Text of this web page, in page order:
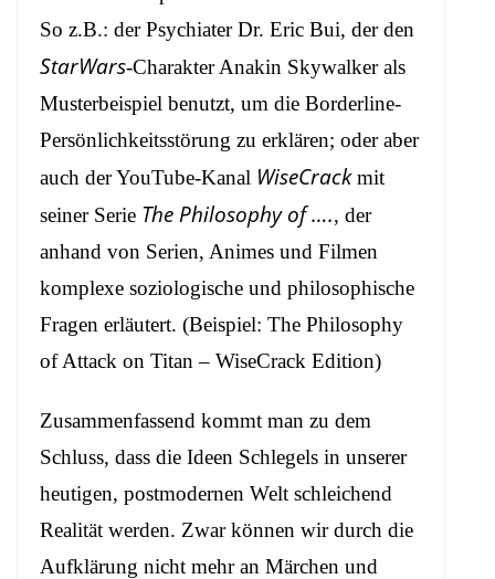
So z.B.: der Psychiater Dr. Eric Bui, der den
StarWars-Charakter Anakin Skywalkerals
Musterbeispiel benutzt, um die Borderline-
Persönlichkeitsstörung zu erklären; oder aber
auch der YouTube-Kanal WiseCrackmit
seiner Serie The Philosophy of …., der
anhand von Serien, Animes und Filmen
komplexe soziologische und philosophische
Fragen erläutert. (Beispiel: The Philosophy
of Attack on Titan – WiseCrack Edition)
Zusammenfassend kommt man zu dem
Schluss, dass die Ideen Schlegels in unserer
heutigen, postmodernen Welt schleichend
Realität werden. Zwar können wir durch die
Aufklärung nicht mehr an Märchen und